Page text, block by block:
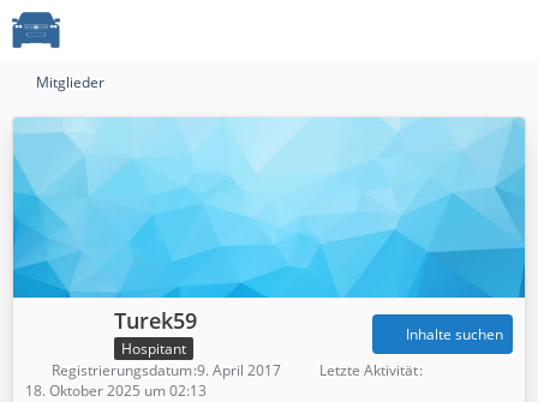
Mitglieder
Turek59
Hospitant
Inhalte suchen
Registrierungsdatum 9. April 2017
Letzte Aktivität
18. Oktober 2025 um 02:13